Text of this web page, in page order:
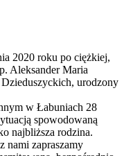
2020 roku po ciężkiej,
Aleksander Maria
urodzony
w Łabuniach 28
spowodowaną
najbliższa rodzina.
nami zapraszamy